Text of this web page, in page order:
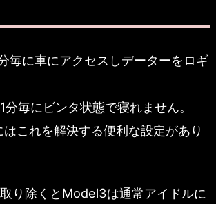
毎に車にアクセスしデーターをロギ
毎にビンタ状態で寝れません。
はこれを解決する便利な設定があり
り除くとModel3は通常アイドルに